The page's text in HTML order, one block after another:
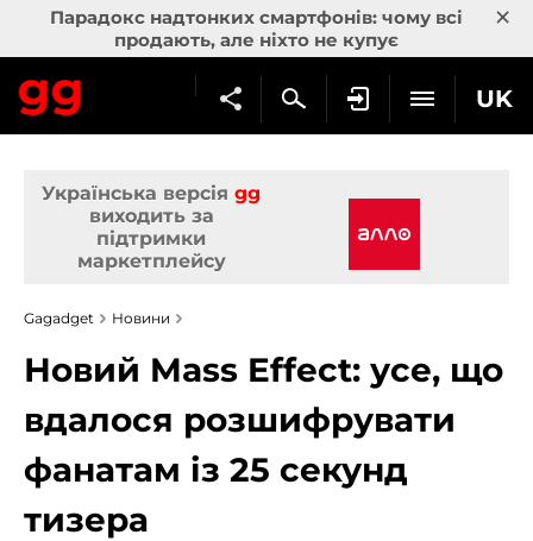
Парадокс надтонких смартфонів: чому всі
продають, але ніхто не купує
×
UK
Українська версія gg
виходить за
підтримки
маркетплейсу
Gagadget Новини
Новий Mass Effect: усе, що
вдалося розшифрувати
фанатам із 25 секунд
тизера